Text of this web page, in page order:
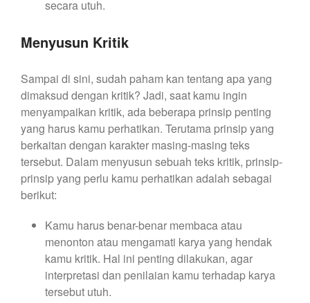
secara utuh.
Menyusun Kritik
Sampai di sini, sudah paham kan tentang apa yang
dimaksud dengan kritik? Jadi, saat kamu ingin
menyampaikan kritik, ada beberapa prinsip penting
yang harus kamu perhatikan. Terutama prinsip yang
berkaitan dengan karakter masing-masing teks
tersebut. Dalam menyusun sebuah teks kritik, prinsip-
prinsip yang perlu kamu perhatikan adalah sebagai
berikut:
Kamu harus benar-benar membaca atau
menonton atau mengamati karya yang hendak
kamu kritik. Hal ini penting dilakukan, agar
interpretasi dan penilaian kamu terhadap karya
tersebut utuh.